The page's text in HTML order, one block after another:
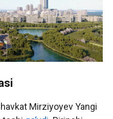
Mirziyoyev Yangi